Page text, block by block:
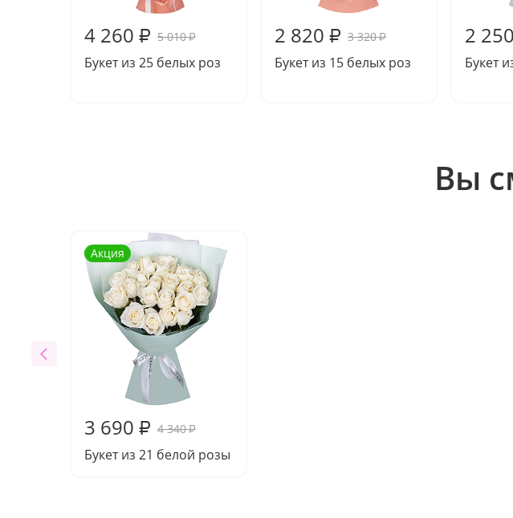
4 260 ₽ 5 010₽
Букет из 25 белых роз
2 820 ₽ 3 320₽
Букет из 15 белых роз
2 250
Букет
Вы
Акция
3 690 ₽ 4 340₽
Букет из 21 белой розы